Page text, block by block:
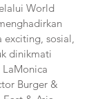
World
sosial,
dinikmati
LaMonica
Burger &